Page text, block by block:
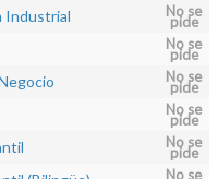
Industrial No se
pide
No se
pide
No se
pide
No se
pide
No se
pide
No se